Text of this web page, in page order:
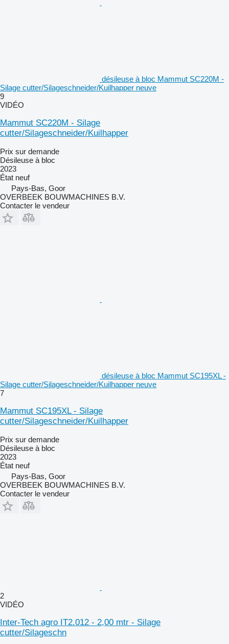
désileuse à bloc Mammut SC220M -
Silage cutter/Silageschneider/Kuilhapper neuve
9
VIDÉO
Mammut SC220M - Silage
cutter/Silageschneider/Kuilhapper
Prix sur demande
Désileuse à bloc
2023
État neuf
Pays-Bas, Goor
OVERBEEK BOUWMACHINES B.V.
Contacter le vendeur
désileuse à bloc Mammut SC195XL -
Silage cutter/Silageschneider/Kuilhapper neuve
7
Mammut SC195XL - Silage
cutter/Silageschneider/Kuilhapper
Prix sur demande
Désileuse à bloc
2023
État neuf
Pays-Bas, Goor
OVERBEEK BOUWMACHINES B.V.
Contacter le vendeur
2
VIDÉO
Inter-Tech agro IT2.012 - 2,00 mtr - Silage
cutter/Silageschn